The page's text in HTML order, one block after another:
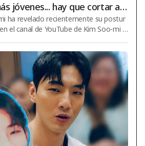
jóvenes... hay que cortar a l
[Soomi Challa]
ha revelado recientemente su postur
el canal de YouTube de Kim Soo-mi ti
vez en mucho tiempo. ¡Les contaré
de Kim Soo-mi'. En ese momen
a varias preguntas de sus suscripto
y peso, declaró: "Mido 166 cm y actual
perdido un poco de peso". Cuando le p